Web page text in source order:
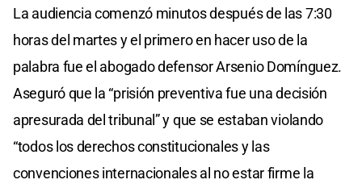
La audiencia comenzó minutos después de las 7:30
horas del martes y el primero en hacer uso de la
palabra fue el abogado defensor Arsenio Domínguez.
Aseguró que la “prisión preventiva fue una decisión
apresurada del tribunal” y que se estaban violando
“todos los derechos constitucionales y las
convenciones internacionales al no estar firme la